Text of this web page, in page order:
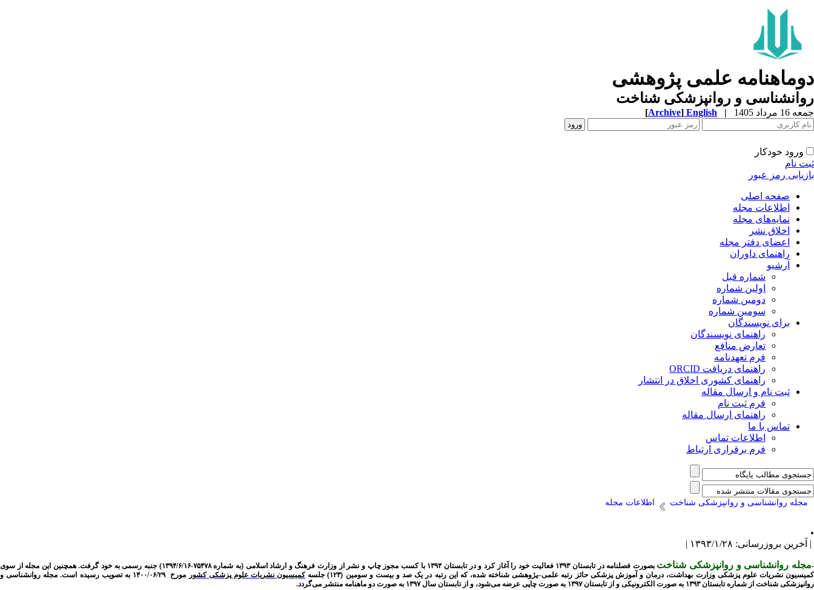
دوماهنامه علمی پژوهشی
روانشناسی و روانپزشکی شناخت
جمعه 16 مرداد 1405 |
English
[Archive]
ورود خودکار
ثبت نام
بازیابی رمز عبور
صفحه اصلی
اطلاعات مجله
نمایه‌های مجله
اخلاق نشر
اعضای دفتر مجله
راهنمای داوران
آرشیو
شماره قبل
اولین شماره
دومین شماره
سومین شماره
برای نویسندگان
راهنمای نویسندگان
تعارض منافع
فرم تعهدنامه
راهنمای دریافت ORCID
راهنمای کشوری اخلاق در انتشار
ثبت نام و ارسال مقاله
فرم ثبت نام
راهنمای ارسال مقاله
تماس با ما
اطلاعات تماس
فرم برقراری ارتباط
مجله روانشناسی و روانپزشکی شناخت اطلاعات مجله
.
| آخرین بروزرسانی: ۱۳۹۳/۱/۲۸ |
-مجله روانشناسی و روانپزشکی شناخت بصورت فصلنامه در تابستان ۱۳۹۳ فعالیت خود را آغاز کرد و در تابستان ۱۳۹۴ با کسب مجوز چاپ و نشر از وزارت فرهنگ و ارشاد اسلامی (به شماره ۷۵۴۷۸-۱۳۹۴/۶/۱۶) جنبه رسمی به خود گرفت. همچنین این مجله از سوی
کمیسیون نشریات علوم پزشکی وزارت بهداشت، درمان و آموزش پزشکی حائز رتبه علمی–پژوهشی شناخته شده، که این رتبه در یک‌ صد و بیست و سومین (۱۲۳) جلسه کمیسیون نشریات علوم پزشکی کشور مورخ ۱۴۰۰/۰۶/۲۹ به‌ تصویب رسیده است. مجله روانشناسی و
روانپزشکی شناخت از شماره تابستان ۱۳۹۳ به صورت الکترونیکی و از تابستان ۱۳۹۷ به صورت چاپی عرضه می‌شود، و از تابستان سال ۱۳۹۷ به صورت دو ماهنامه منتشر می‌گردد.